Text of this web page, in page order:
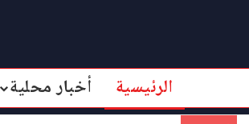
الرئيسية أخبار محلية